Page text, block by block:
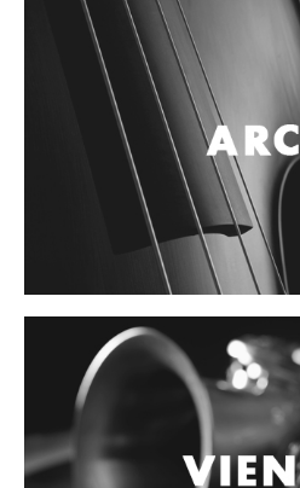
Mezcladora
Interfaz
Luces y Escenario
Strobos
Maquinas de humo y escenario
Accesorios